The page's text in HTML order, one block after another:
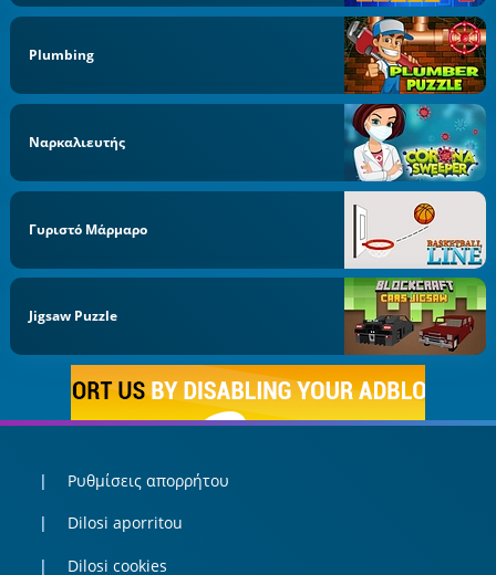
Plumbing
Ναρκαλιευτής
Γυριστό Μάρμαρο
Jigsaw Puzzle
Ρυθμίσεις απορρήτου
Dilosi aporritou
Dilosi cookies